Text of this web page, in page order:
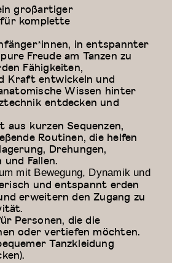
großartiger
komplette
in entspannter
Freude am Tanzen zu
Fähigkeiten,
Kraft entwickeln und
Wissen hinter
entdecken und
aus kurzen Sequenzen,
Routinen, die helfen
Drehungen,
Fallen.
mit Bewegung, Dynamik und
und entspannt erden
erweitern den Zugang zu
Personen, die die
oder vertiefen möchten.
Tanzkleidung